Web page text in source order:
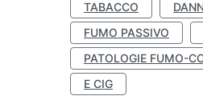
TABACCO
FUMO PASSIVO
PATOLOGIE FUMO-
E CIG